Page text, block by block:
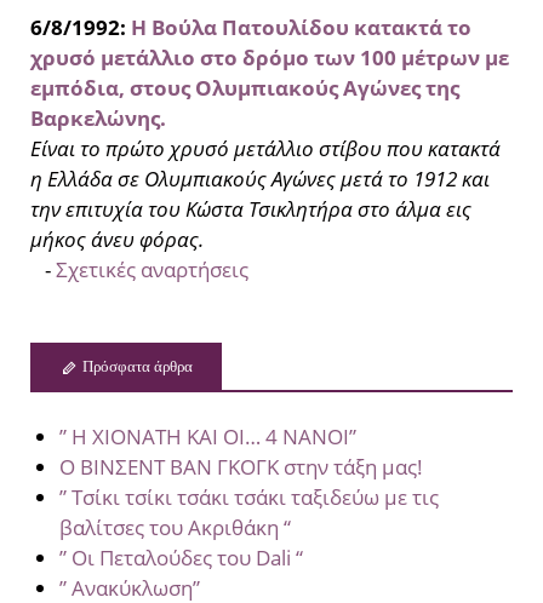
6/8/1992: Η Βούλα Πατουλίδου κατακτά το
χρυσό μετάλλιο στο δρόμο των 100 μέτρων με
εμπόδια, στους Ολυμπιακούς Αγώνες της
Βαρκελώνης.
Είναι το πρώτο χρυσό μετάλλιο στίβου που κατακτά
η Ελλάδα σε Ολυμπιακούς Αγώνες μετά το 1912 και
την επιτυχία του Κώστα Τσικλητήρα στο άλμα εις
μήκος άνευ φόρας.
-Σχετικές αναρτήσεις
Πρόσφατα άρθρα
” Η ΧΙΟΝΑΤΗ ΚΑΙ ΟΙ… 4 ΝΑΝΟΙ”
Ο ΒΙΝΣΕΝΤ ΒΑΝ ΓΚΟΓΚ στην τάξη μας!
” Τσίκι τσίκι τσάκι τσάκι ταξιδεύω με τις
βαλίτσες του Ακριθάκη “
” Οι Πεταλούδες του Dali “
” Ανακύκλωση”